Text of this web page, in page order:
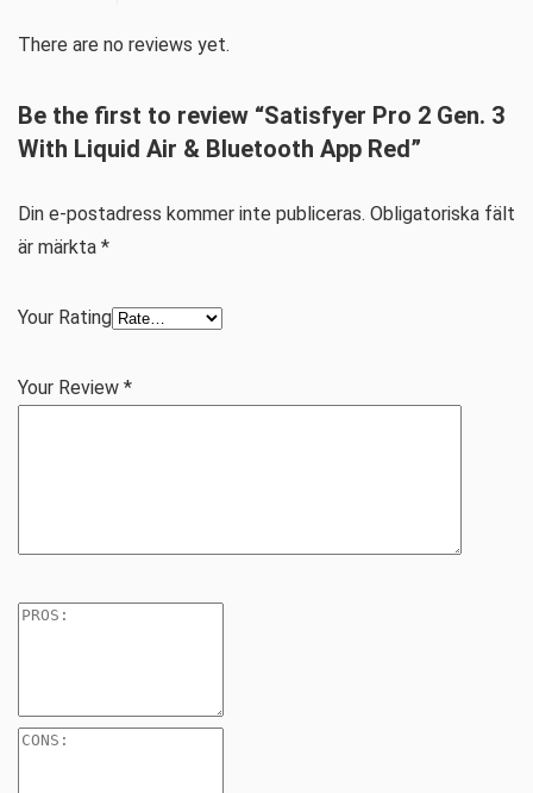
There are no reviews yet.
Be the first to review “Satisfyer Pro 2 Gen. 3
With Liquid Air & Bluetooth App Red”
Din e-postadress kommer inte publiceras. Obligatoriska fält
är märkta *
Your Rating
Your Review *